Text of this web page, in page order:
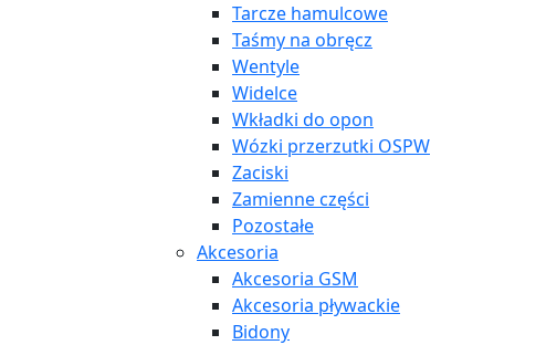
Tarcze hamulcowe
Taśmy na obręcz
Wentyle
Widelce
Wkładki do opon
Wózki przerzutki OSPW
Zaciski
Zamienne części
Pozostałe
Akcesoria
Akcesoria GSM
Akcesoria pływackie
Bidony